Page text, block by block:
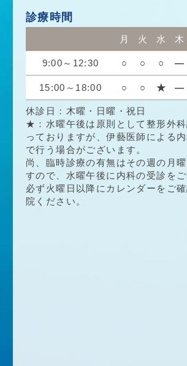
診療時間
休診日：木曜・日曜・祝日
★：水曜午後は原則として整形外
っておりますが、伊藝医師による
で行う場合がございます。
尚、臨時診療の有無はその週の月
すので、水曜午後に内科の受診をご
必ず火曜日以降にカレンダーをご
院ください。
月 火 水 木
9:00～12:30 ○ ○ ○ ―
15:00～18:00 ○ ○ ★ ―